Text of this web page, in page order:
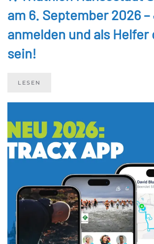
am 6. September 2026
anmelden und als Helfer
sein!
LESEN